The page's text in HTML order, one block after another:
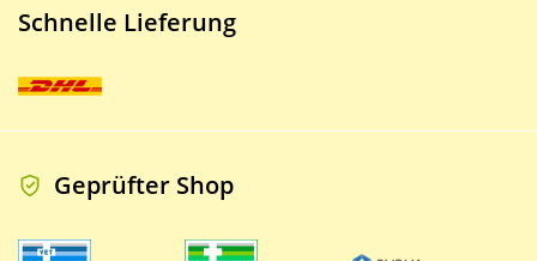
Schnelle Lieferung
Geprüfter Shop